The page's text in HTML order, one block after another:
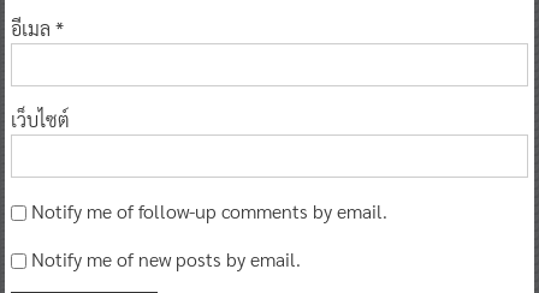
อีเมล *
เว็บไซต์
Notify me of follow-up comments by email.
Notify me of new posts by email.